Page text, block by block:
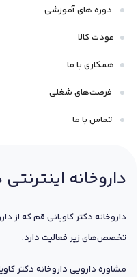
دوره های آموزشی
عودت کالا
همکاری با ما
فرصت‌های شغلی
تماس با ما
داروخانه
داروخانه دکتر کاویانی قم که از
تخصص‌های زیر فعالیت دارد:
مشاوره دارویی داروخانه دکتر